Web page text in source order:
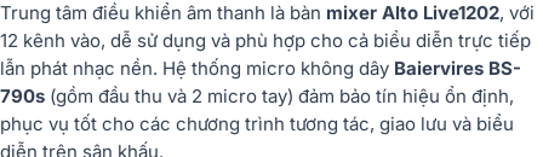
Trung tâm điều khiển âm thanh là bàn mixer Alto Live1202, với
12 kênh vào, dễ sử dụng và phù hợp cho cả biểu diễn trực tiếp
lẫn phát nhạc nền. Hệ thống micro không dây Baiervires BS-
790s (gồm đầu thu và 2 micro tay) đảm bảo tín hiệu ổn định,
phục vụ tốt cho các chương trình tương tác, giao lưu và biểu
diễn trên sân khấu.